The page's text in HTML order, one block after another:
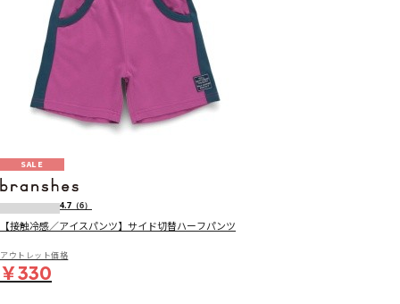
SALE
4.7 （6）
【接触冷感／アイスパンツ】サイド切替ハーフパンツ
アウトレット価格
￥330